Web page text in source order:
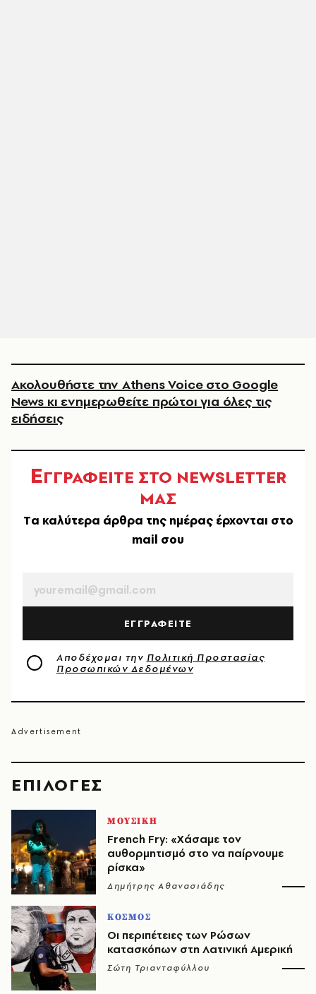
EΠΙΛΟΓΈΣ
ΜΟΥΣΙΚΗ
French Fry: «Χάσαμε τον
αυθορμητισμό στο να παίρνουμε
ρίσκα»
Δημήτρης Αθανασιάδης
ΚΟΣΜΟΣ
Οι περιπέτειες των Ρώσων
κατασκόπων στη Λατινική Αμερική
Σώτη Τριανταφύλλου
Ακολουθήστε την Athens Voice στο Google
News κι ενημερωθείτε πρώτοι για όλες τις
ειδήσεις
ΕΓΓΡΑΦΕΙΤΕ ΣΤΟ NEWSLETTER
ΜΑΣ
Tα καλύτερα άρθρα της ημέρας έρχονται στο
mail σου
ΕΓΓΡΑΦΕΙΤΕ
Αποδέχομαι την Πολιτική Προστασίας
Προσωπικών Δεδομένων